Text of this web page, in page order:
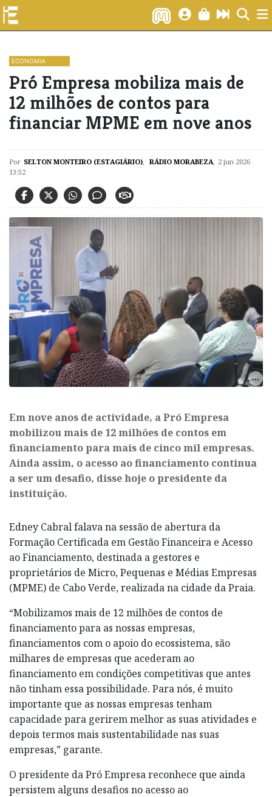
ECONOMIA
Pró Empresa mobiliza mais de
12 milhões de contos para
financiar MPME em nove anos
Por SELTON MONTEIRO (ESTAGIÁRIO), RÁDIO MORABEZA, 2 jun 2026
13:52
Em nove anos de actividade, a Pró Empresa
mobilizou mais de 12 milhões de contos em
financiamento para mais de cinco mil empresas.
Ainda assim, o acesso ao financiamento continua
a ser um desafio, disse hoje o presidente da
instituição.
Edney Cabral falava na sessão de abertura da
Formação Certificada em Gestão Financeira e Acesso
ao Financiamento, destinada a gestores e
proprietários de Micro, Pequenas e Médias Empresas
(MPME) de Cabo Verde, realizada na cidade da Praia.
“Mobilizamos mais de 12 milhões de contos de
financiamento para as nossas empresas,
financiamentos com o apoio do ecossistema, são
milhares de empresas que acederam ao
financiamento em condições competitivas que antes
não tinham essa possibilidade. Para nós, é muito
importante que as nossas empresas tenham
capacidade para gerirem melhor as suas atividades e
depois termos mais sustentabilidade nas suas
empresas,” garante.
O presidente da Pró Empresa reconhece que ainda
persistem alguns desafios no acesso ao